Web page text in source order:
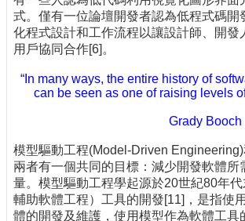
式。僅有一位論壇開發者認為低程式碼開
化程式設計和工作流程以讓設計師、開發
用戶協同合作[6]。
“In many ways, the entire history of
can be seen as one of raising levels
Grady Booch
模型驅動工程(Model-Driven
兩者有一個共同的目標：減少開發軟體所
量。模型驅動工程學起源於20世紀80年
輔助軟體工程）工具的開發[11]，是指使
體的開發及維護，使用模型作為軟體工具